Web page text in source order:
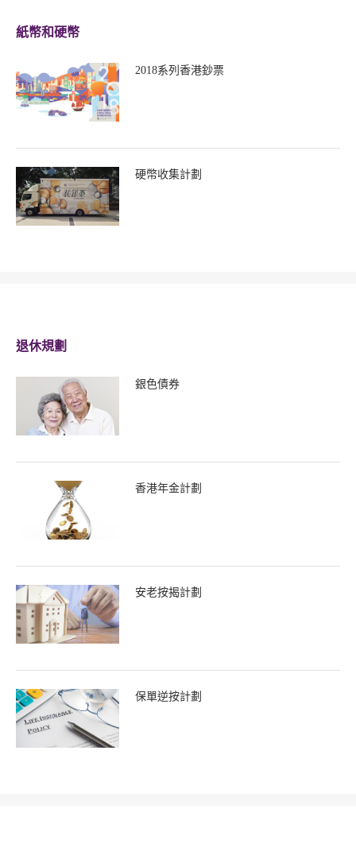
紙幣和硬幣
2018系列香港鈔票
硬幣收集計劃
退休規劃
銀色債券
香港年金計劃
安老按揭計劃
保單逆按計劃